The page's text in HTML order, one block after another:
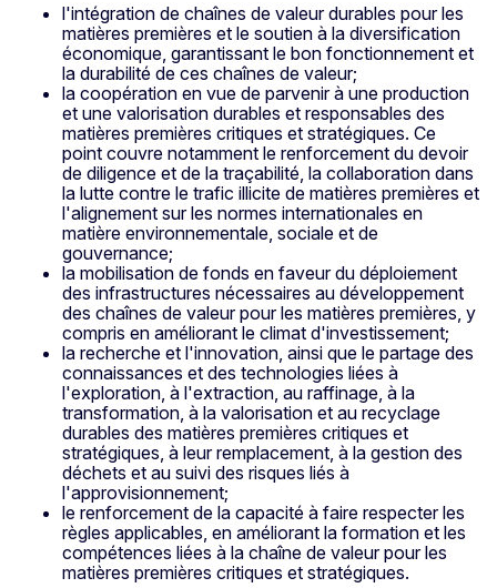
l'intégration de chaînes de valeur durables pour les
matières premières et le soutien à la diversification
économique, garantissant le bon fonctionnement et
la durabilité de ces chaînes de valeur;
la coopération en vue de parvenir à une production
et une valorisation durables et responsables des
matières premières critiques et stratégiques. Ce
point couvre notamment le renforcement du devoir
de diligence et de la traçabilité, la collaboration dans
la lutte contre le trafic illicite de matières premières et
l'alignement sur les normes internationales en
matière environnementale, sociale et de
gouvernance;
la mobilisation de fonds en faveur du déploiement
des infrastructures nécessaires au développement
des chaînes de valeur pour les matières premières, y
compris en améliorant le climat d'investissement;
la recherche et l'innovation, ainsi que le partage des
connaissances et des technologies liées à
l'exploration, à l'extraction, au raffinage, à la
transformation, à la valorisation et au recyclage
durables des matières premières critiques et
stratégiques, à leur remplacement, à la gestion des
déchets et au suivi des risques liés à
l'approvisionnement;
le renforcement de la capacité à faire respecter les
règles applicables, en améliorant la formation et les
compétences liées à la chaîne de valeur pour les
matières premières critiques et stratégiques.